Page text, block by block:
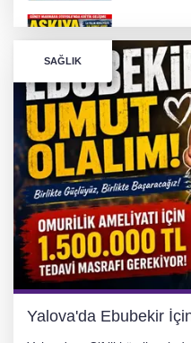
PLANLARI
256 PARÇA
Görüntüler
Otomobil
SAĞLIK
Yalova'da Ebubekir